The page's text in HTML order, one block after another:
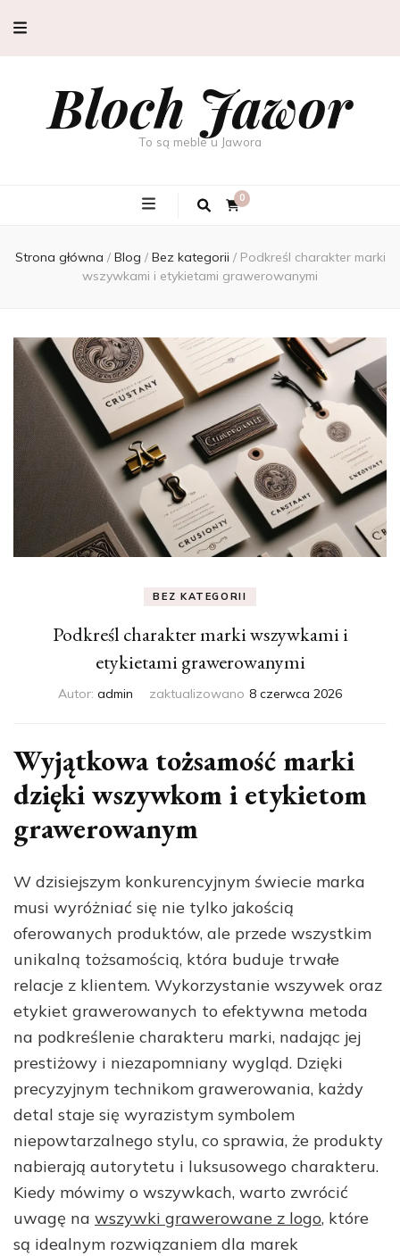
Bloch Jawor
To są meble u Jawora
0
Strona główna / Blog / Bez kategorii / Podkreśl charakter marki
wszywkami i etykietami grawerowanymi
BEZ KATEGORII
Podkreśl charakter marki wszywkami i
etykietami grawerowanymi
Autor: admin zaktualizowano 8 czerwca 2026
Wyjątkowa tożsamość marki
dzięki wszywkom i etykietom
grawerowanym
W dzisiejszym konkurencyjnym świecie marka
musi wyróżniać się nie tylko jakością
oferowanych produktów, ale przede wszystkim
unikalną tożsamością, która buduje trwałe
relacje z klientem. Wykorzystanie wszywek oraz
etykiet grawerowanych to efektywna metoda
na podkreślenie charakteru marki, nadając jej
prestiżowy i niezapomniany wygląd. Dzięki
precyzyjnym technikom grawerowania, każdy
detal staje się wyrazistym symbolem
niepowtarzalnego stylu, co sprawia, że produkty
nabierają autorytetu i luksusowego charakteru.
Kiedy mówimy o wszywkach, warto zwrócić
uwagę na wszywki grawerowane z logo, które
są idealnym rozwiązaniem dla marek